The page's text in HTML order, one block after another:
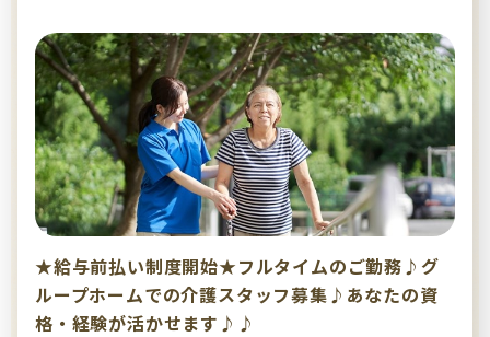
★給与前払い制度開始★フルタイムのご勤務♪グ
ループホームでの介護スタッフ募集♪あなたの資
格・経験が活かせます♪♪